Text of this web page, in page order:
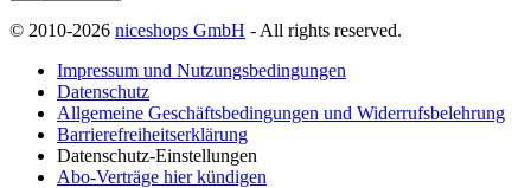
© 2010-2026 niceshops GmbH - All rights reserved.
Impressum und Nutzungsbedingungen
Datenschutz
Allgemeine Geschäftsbedingungen und Widerrufsbelehrung
Barrierefreiheitserklärung
Datenschutz-Einstellungen
Abo-Verträge hier kündigen